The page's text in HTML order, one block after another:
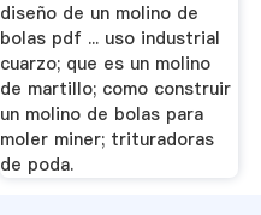
diseño de un molino de
bolas pdf ... uso industrial
cuarzo; que es un molino
de martillo; como construir
un molino de bolas para
moler miner; trituradoras
de poda.